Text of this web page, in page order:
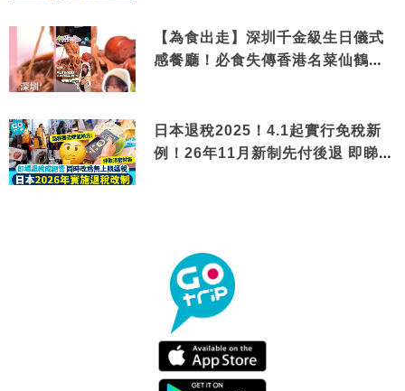
【為食出走】深圳千金級生日儀式
感餐廳！必食失傳香港名菜仙鶴神
日本退稅2025！4.1起實行免稅新
例！26年11月新制先付後退 即睇步